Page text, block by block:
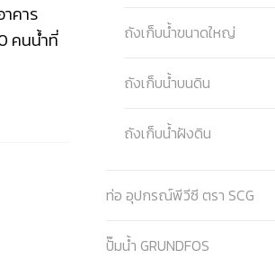
คาร
คนน้ำที่
ถังเก็บน้ำขนาดใหญ่
ถังเก็บน้ำบนดิน
ถังเก็บน้ำฝังดิน
ท่อ อุปกรณ์พีวีซี ตรา SCG
ปั๊มน้ำ GRUNDFOS